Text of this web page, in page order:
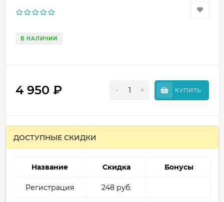
В НАЛИЧИИ
4 950 ₽ - + КУПИТЬ
ДОСТУПНЫЕ СКИДКИ
Название Скидка Бонусы
Регистрация 248 руб.